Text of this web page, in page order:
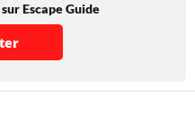
Escape Guide